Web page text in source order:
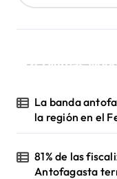
¡Ultimas
La banda
la región en el
81% de las
Antofagasta